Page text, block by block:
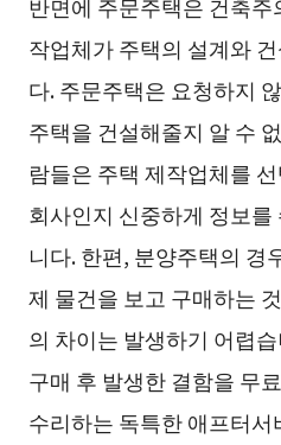
작업체가 주택의 설계와
다. 주문주택은 요청하지
주택을 건설해줄지 알 수
람들은 주택 제작업체를
회사인지 신중하게 정보
니다. 한편, 분양주택의 경
제 물건을 보고 구매하는
의 차이는 발생하기 어렵
구매 후 발생한 결함을 무
수리하는 독특한 애프터